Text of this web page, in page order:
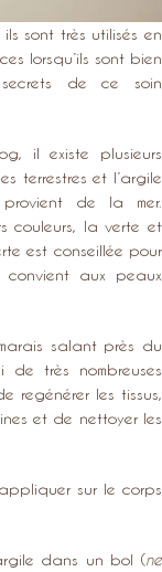
sont très utilisés en
lorsqu’ils sont bien
de ce soin
il existe plusieurs
terrestres et l’argile
provient de la mer.
couleurs, la verte et
est conseillée pour
aux peaux
salant près du
de très nombreuses
regénérer les tissus,
et de nettoyer les
sur le corps
dans un bol (ne